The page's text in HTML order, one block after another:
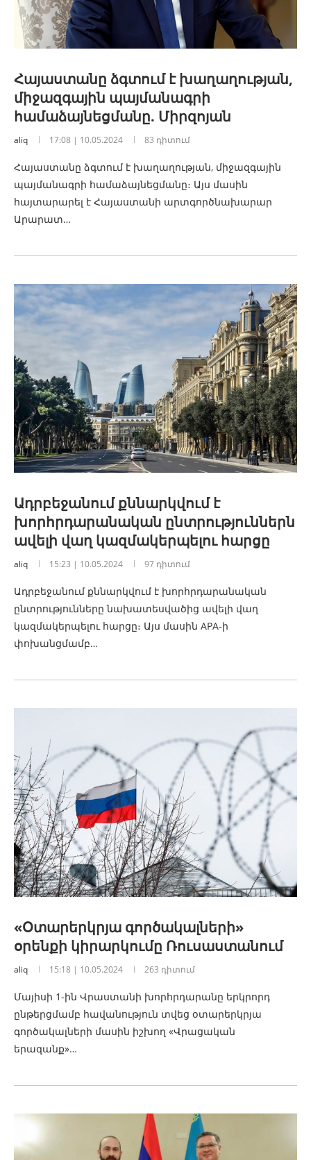
Հայաստանը ձգտում է խաղաղության,
միջազգային պայմանագրի
համաձայնեցմանը. Միրզոյան
aliq 17:08 | 10.05.2024 83 դիտում
Հայաստանը ձգտում է խաղաղության, միջազգային
պայմանագրի համաձայնեցմանը։ Այս մասին
հայտարարել է Հայաստանի արտգործնախարար
Արարատ…
Ադրբեջանում քննարկվում է
խորհրդարանական ընտրություններն
ավելի վաղ կազմակերպելու հարցը
aliq 15:23 | 10.05.2024 97 դիտում
Ադրբեջանում քննարկվում է խորհրդարանական
ընտրությունները նախատեսվածից ավելի վաղ
կազմակերպելու հարցը։ Այս մասին APA-ի
փոխանցմամբ…
«Օտարերկրյա գործակալների»
օրենքի կիրարկումը Ռուսաստանում
aliq 15:18 | 10.05.2024 263 դիտում
Մայիսի 1-ին Վրաստանի խորհրդարանը երկրորդ
ընթերցմամբ հավանություն տվեց օտարերկրյա
գործակալների մասին իշխող «Վրացական
երազանք»…